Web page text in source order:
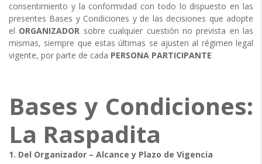
consentimiento y la conformidad con todo lo dispuesto en las
presentes Bases y Condiciones y de las decisiones que adopte
el ORGANIZADOR sobre cualquier cuestión no prevista en las
mismas, siempre que estas últimas se ajusten al régimen legal
vigente, por parte de cada PERSONA PARTICIPANTE
Bases y Condiciones:
La Raspadita
1. Del Organizador – Alcance y Plazo de Vigencia